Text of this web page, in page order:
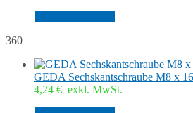
360
GEDA Sechskantschraube M8 x
4,24 € exkl. MwSt.